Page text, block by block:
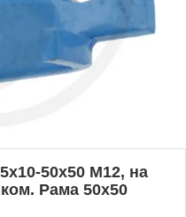
50х50 М12, на
Рама 50х50